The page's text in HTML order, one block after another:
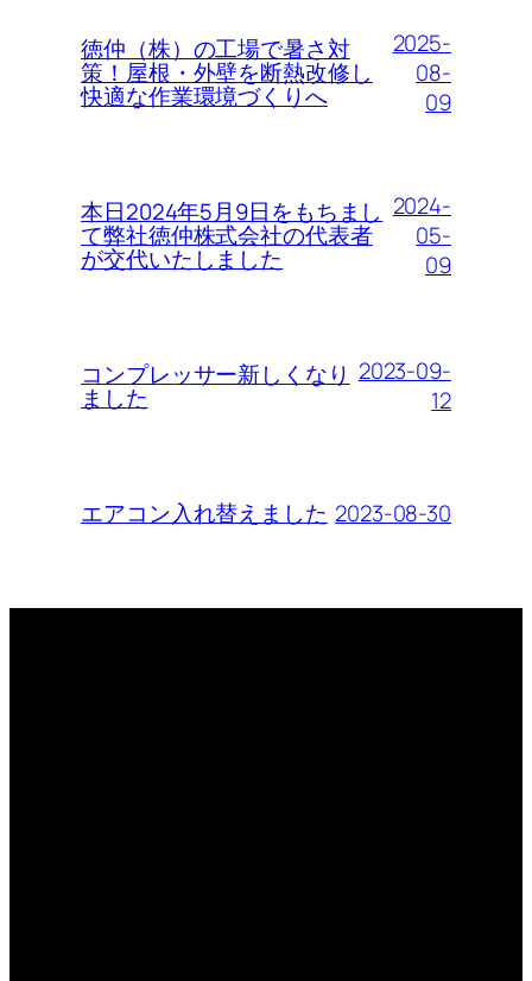
徳仲（株）の工場で暑さ対
策！屋根・外壁を断熱改修し
快適な作業環境づくりへ
2025-
08-
09
本日2024年5月9日をもちまし
て弊社徳仲株式会社の代表者
が交代いたしました
2024-
05-
09
コンプレッサー新しくなり
ました
2023-09-
12
エアコン入れ替えました 2023-08-30